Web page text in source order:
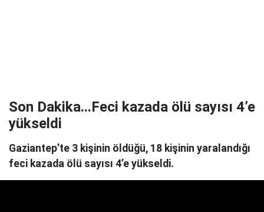
Son Dakika...Feci kazada ölü sayısı 4’e
yükseldi
Gaziantep’te 3 kişinin öldüğü, 18 kişinin yaralandığı
feci kazada ölü sayısı 4’e yükseldi.